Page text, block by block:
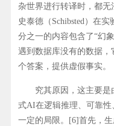
杂世界进行转译时，都无
史泰德（Schibsted）在
分之一的内容包含了“幻
遇到数据库没有的数据
个答案，提供虚假事实。
究其原因，这主要是
式AI在逻辑推理、可靠
一定的局限。[6]首先，